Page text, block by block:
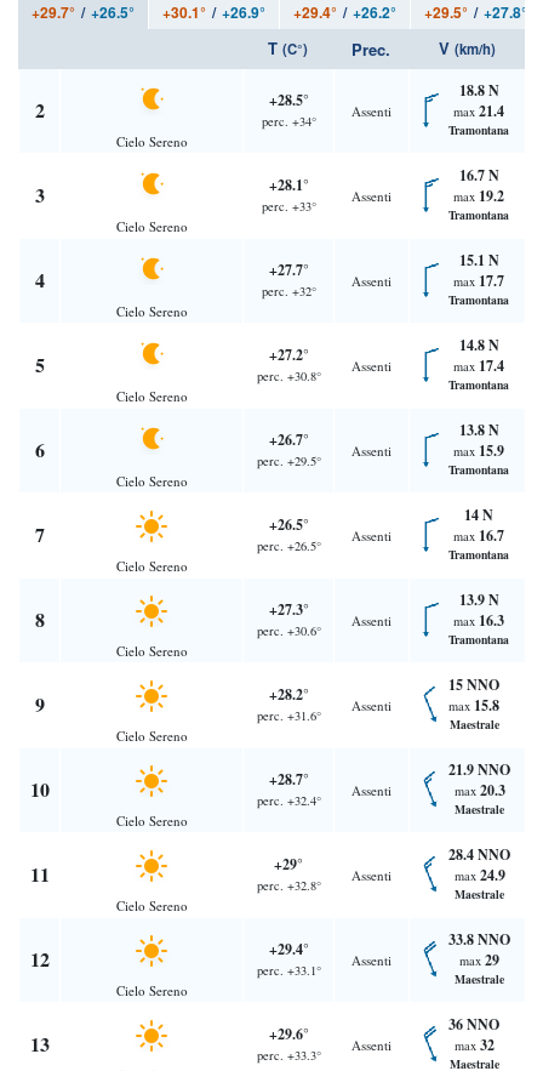
+29.7° / +26.5° +30.1° / +26.9° +29.4° / +26.2° +29.5° / +27.8°
T (C°) Prec. V (km/h)
2
Cielo Sereno
+28.5°
perc. +34°
Assenti
18.8 N
max 21.4
Tramontana
3
Cielo Sereno
+28.1°
perc. +33°
Assenti
16.7 N
max 19.2
Tramontana
4
Cielo Sereno
+27.7°
perc. +32°
Assenti
15.1 N
max 17.7
Tramontana
5
Cielo Sereno
+27.2°
perc. +30.8°
Assenti
14.8 N
max 17.4
Tramontana
6
Cielo Sereno
+26.7°
perc. +29.5°
Assenti
13.8 N
max 15.9
Tramontana
7
Cielo Sereno
+26.5°
perc. +26.5°
Assenti
14 N
max 16.7
Tramontana
8
Cielo Sereno
+27.3°
perc. +30.6°
Assenti
13.9 N
max 16.3
Tramontana
9
Cielo Sereno
+28.2°
perc. +31.6°
Assenti
15 NNO
max 15.8
Maestrale
10
Cielo Sereno
+28.7°
perc. +32.4°
Assenti
21.9 NNO
max 20.3
Maestrale
11
Cielo Sereno
+29°
perc. +32.8°
Assenti
28.4 NNO
max 24.9
Maestrale
12
Cielo Sereno
+29.4°
perc. +33.1°
Assenti
33.8 NNO
max 29
Maestrale
13 +29.6°
perc. +33.3°
Assenti
36 NNO
max 32
Maestrale